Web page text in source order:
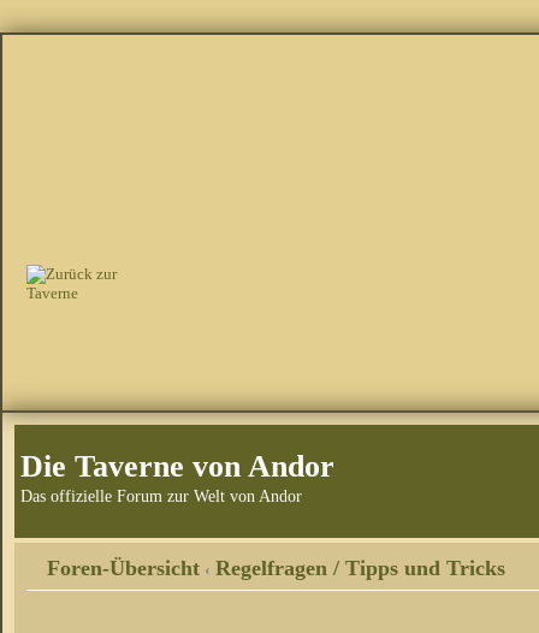
Die Taverne von Andor
Das offizielle Forum zur Welt von Andor
Foren-Übersicht ‹ Regelfragen / Tipps und Tricks